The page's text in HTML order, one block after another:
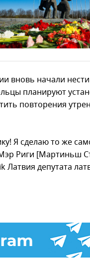
вновь начали
планируют
повторения
Я сделаю то же
Риги [Мартиньш
Латвия депутата